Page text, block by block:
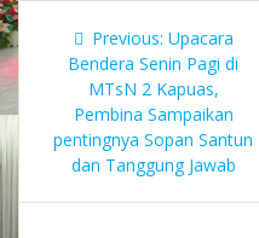
Navigasi
pos
Previous: Previous
post:
Upacara
Bendera Senin Pagi di
MTsN 2 Kapuas,
Pembina Sampaikan
pentingnya Sopan Santun
dan Tanggung Jawab